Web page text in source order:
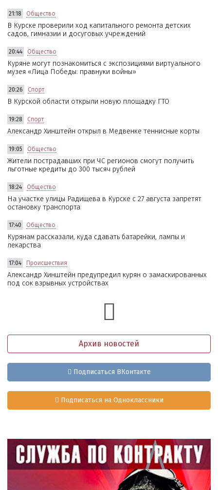
21:18 Общество
В Курске проверили ход капитального ремонта детских
садов, гимназии и досуговых учреждений
20:44 Общество
Куряне могут познакомиться с экспозициями виртуального
музея «Лица Победы: правнуки войны»
20:26 Спорт
В Курской области открыли новую площадку ГТО
19:28 Спорт
Александр Хинштейн открыл в Медвенке теннисные корты
19:05 Общество
Жители пострадавших при ЧС регионов смогут получить
льготные кредиты до 300 тысяч рублей
18:24 Общество
На участке улицы Радищева в Курске с 27 августа запретят
остановку транспорта
17:40 Общество
Курянам рассказали, куда сдавать батарейки, лампы и
лекарства
17:04 Происшествия
Александр Хинштейн предупредил курян о замаскированных
под сок взрывных устройствах
Архив новостей
Подписаться ВКонтакте
Подписаться на Одноклассники